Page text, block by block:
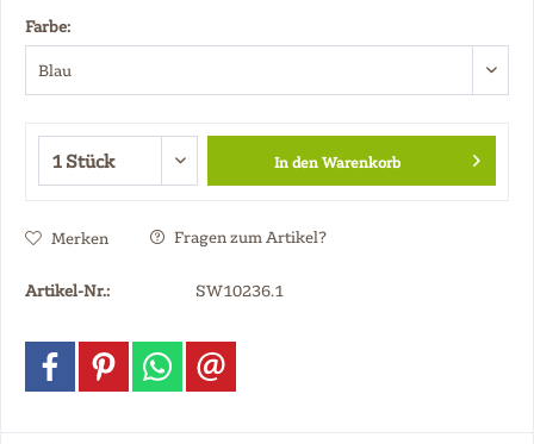
Farbe:
In denWarenkorb
Merken Fragen zum Artikel?
Artikel-Nr.: SW10236.1